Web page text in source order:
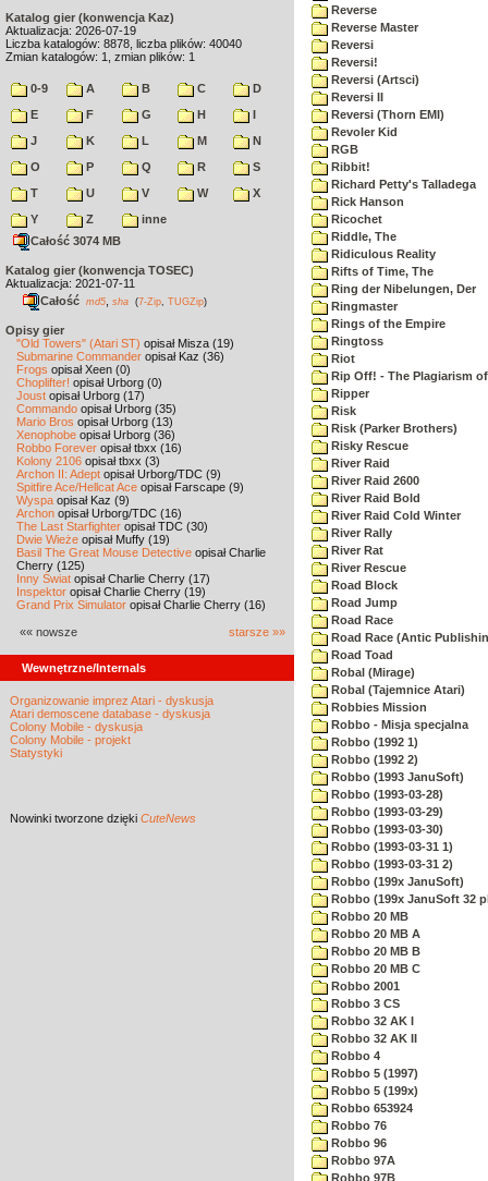
Katalog gier (konwencja Kaz)
Aktualizacja: 2026-07-19
Liczba katalogów: 8878, liczba plików: 40040
Zmian katalogów: 1, zmian plików: 1
0-9 A B C
D
E
F G H
I
J
K L M
N
O
P Q R
S
T
U V W
X
Y
Z
inne
Całość 3074 MB
Katalog gier (konwencja TOSEC)
Aktualizacja: 2021-07-11
Całość md5 sha (7-Zip TUGZip)
Opisy gier
"Old Towers" (Atari ST) opisał Misza (19)
Submarine Commander opisał Kaz (36)
Frogs opisał Xeen (0)
Choplifter! opisał Urborg (0)
Joust opisał Urborg (17)
Commando opisał Urborg (35)
Mario Bros opisał Urborg (13)
Xenophobe opisał Urborg (36)
Robbo Forever opisał tbxx (16)
Kolony 2106 opisał tbxx (3)
Archon II: Adept opisał Urborg/TDC (9)
Spitfire Ace/Hellcat Ace opisał Farscape (9)
Wyspa opisał Kaz (9)
Archon opisał Urborg/TDC (16)
The Last Starfighter opisał TDC (30)
Dwie Wieże opisał Muffy (19)
Basil The Great Mouse Detective opisał Charlie
Cherry (125)
Inny Świat opisał Charlie Cherry (17)
Inspektor opisał Charlie Cherry (19)
Grand Prix Simulator opisał Charlie Cherry (16)
«« nowsze starsze »»
Wewnętrzne/Internals
Organizowanie imprez Atari - dyskusja
Atari demoscene database - dyskusja
Colony Mobile - dyskusja
Colony Mobile - projekt
Statystyki
Nowinki tworzone dzięki CuteNews
Reverse
Reverse Master
Reversi
Reversi!
Reversi (Artsci)
Reversi II
Reversi (Thorn EMI)
Revoler Kid
RGB
Ribbit!
Richard Petty's Talladega
Rick Hanson
Ricochet
Riddle, The
Ridiculous Reality
Rifts of Time, The
Ring der Nibelungen, Der
Ringmaster
Rings of the Empire
Ringtoss
Riot
Rip Off! - The Plagiarism of
Ripper
Risk
Risk (Parker Brothers)
Risky Rescue
River Raid
River Raid 2600
River Raid Bold
River Raid Cold Winter
River Rally
River Rat
River Rescue
Road Block
Road Jump
Road Race
Road Race (Antic
Road Toad
Robal (Mirage)
Robal (Tajemnice Atari)
Robbies Mission
Robbo - Misja specjalna
Robbo (1992 1)
Robbo (1992 2)
Robbo (1993 JanuSoft)
Robbo (1993-03-28)
Robbo (1993-03-29)
Robbo (1993-03-30)
Robbo (1993-03-31 1)
Robbo (1993-03-31 2)
Robbo (199x JanuSoft)
Robbo (199x JanuSoft 32
Robbo 20 MB
Robbo 20 MB A
Robbo 20 MB B
Robbo 20 MB C
Robbo 2001
Robbo 3 CS
Robbo 32 AK I
Robbo 32 AK II
Robbo 4
Robbo 5 (1997)
Robbo 5 (199x)
Robbo 653924
Robbo 76
Robbo 96
Robbo 97A
Robbo 97B